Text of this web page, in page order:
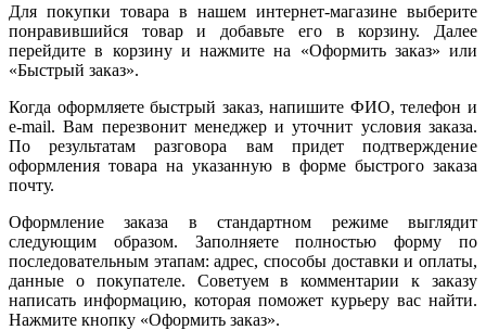
Для покупки товара в нашем интернет-магазине выберите
понравившийся товар и добавьте его в корзину. Далее
перейдите в корзину и нажмите на «Оформить заказ» или
«Быстрый заказ».
Когда оформляете быстрый заказ, напишите ФИО, телефон и
e-mail. Вам перезвонит менеджер и уточнит условия заказа.
По результатам разговора вам придет подтверждение
оформления товара на указанную в форме быстрого заказа
почту.
Оформление заказа в стандартном режиме выглядит
следующим образом. Заполняете полностью форму по
последовательным этапам: адрес, способы доставки и оплаты,
данные о покупателе. Советуем в комментарии к заказу
написать информацию, которая поможет курьеру вас найти.
Нажмите кнопку «Оформить заказ».